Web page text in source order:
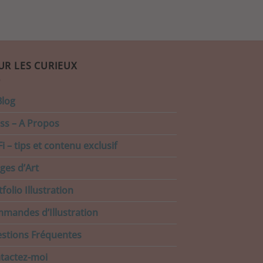
LES CURIEUX
– A Propos
– tips et contenu exclusif
d’Art
Illustration
d’Illustration
Fréquentes
moi